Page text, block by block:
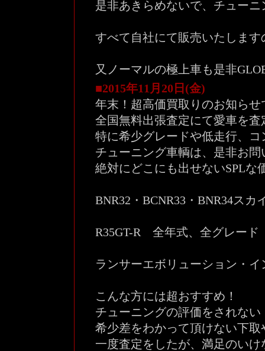
是非あきらめないで、チュー
すべて自社にて販売いたしま
又ノーマルの極上車も是非
■2015年11月20日(金)
年末！超高価買取りのお知らせ
全国無料出張査定にて愛車を
特に希少グレードや低走行、
チューニング車輌は、是非お
絶対にどこにも出せないSPLな
BNR32・BCNR33・BNR34ス
R35GT-R 全年式、全グレード
ランサーエボリューション・
こんな方には超おすすめ！
チューニングの評価をされない
希少差をわかって頂けない下
一度査定をしたが、満足のいけ